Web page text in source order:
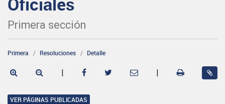
Primera sección
Primera Resoluciones Detalle
| |
VER PÁGINAS PUBLICADAS